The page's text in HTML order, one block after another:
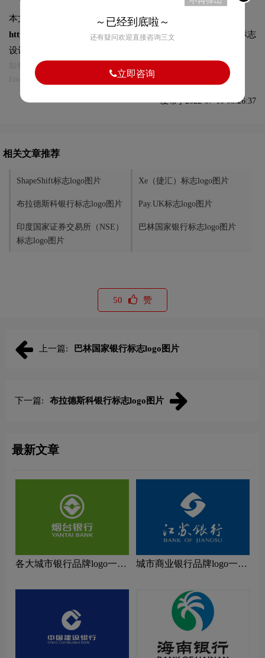
本文标题和链接
俄罗斯银行标志logo图片:
https://logo9.net/works/9362.html转载时请注明出处为诗宸标志
设计及本链接!
如有内容侵犯您的合法权益，请及时与我们联系
Email:75696531@qq.com，我们将第一时间安排删除。
发布于2022-07-10 08:26:37
相关文章推荐
ShapeShift标志logo图片 Xe（捷汇）标志logo图片
布拉德斯科银行标志logo图片 Pay.UK标志logo图片
印度国家证券交易所（NSE）
标志logo图片
巴林国家银行标志logo图片
50 赞
上一篇: 巴林国家银行标志logo图片
下一篇: 布拉德斯科银行标志logo图片
最新文章
各大城市银行品牌logo一
城市商业银行品牌logo一
～已经到底啦～
还有疑问欢迎直接咨询三文
立即咨询